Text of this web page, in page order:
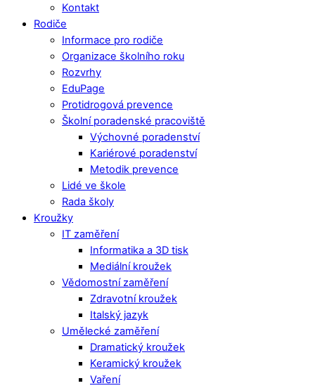
Kontakt
Rodiče
Informace pro rodiče
Organizace školního roku
Rozvrhy
EduPage
Protidrogová prevence
Školní poradenské pracoviště
Výchovné poradenství
Kariérové poradenství
Metodik prevence
Lidé ve škole
Rada školy
Kroužky
IT zaměření
Informatika a 3D tisk
Mediální kroužek
Vědomostní zaměření
Zdravotní kroužek
Italský jazyk
Umělecké zaměření
Dramatický kroužek
Keramický kroužek
Vaření